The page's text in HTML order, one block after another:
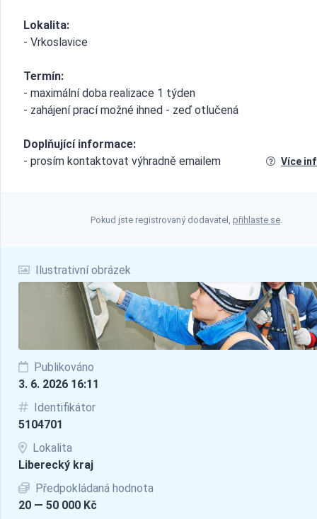
Ilustrativní obrázek
Publikováno
3. 6. 2026 16:11
Identifikátor
5104701
Lokalita
Liberecký kraj
Předpokládaná hodnota
20 — 50 000 Kč
Lokalita:
- Vrkoslavice
Termín:
- maximální doba realizace 1 týden
- zahájení prací možné ihned - zeď otlučená
Doplňující informace:
- prosím kontaktovat výhradně emailem
Více
Pokud jste registrovaný dodavatel, přihlaste se.